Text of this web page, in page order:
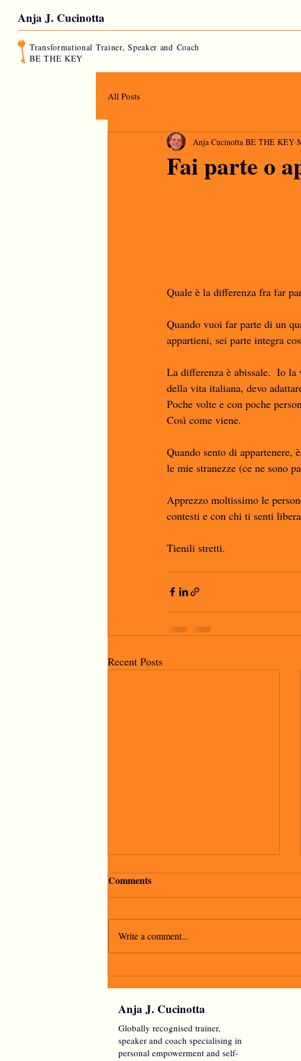
Anja J. Cucinotta
Transformational Trainer, Speaker and Coach
BE THE KEY
All Posts
Fai parte o
Anja Cucinotta BE THE KEY
Quale è la differenza fra far
Quando vuoi far parte di un
appartieni, sei parte integra
La differenza è abissale.  Io
della vita italiana, devo
Poche volte e con poche
Così come viene.
Quando sento di appartenere,
le mie stranezze (ce ne sono
Apprezzo moltissimo le
contesti e con chi ti senti
Tienili stretti.
Recent Posts
"La speranza è l'ultima a
morire"
Comments
Write a comment...
Anja J. Cucinotta
Globally recognised trainer,
speaker and coach specialising in
personal empowerment and self-